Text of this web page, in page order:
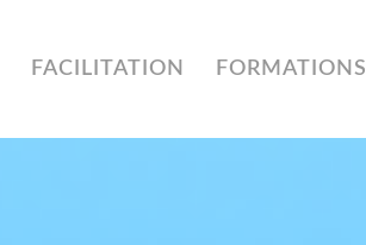
FACILITATION FORMATIONS